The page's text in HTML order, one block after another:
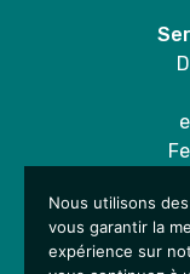
Nous utilisons
vous garantir la
expérience sur